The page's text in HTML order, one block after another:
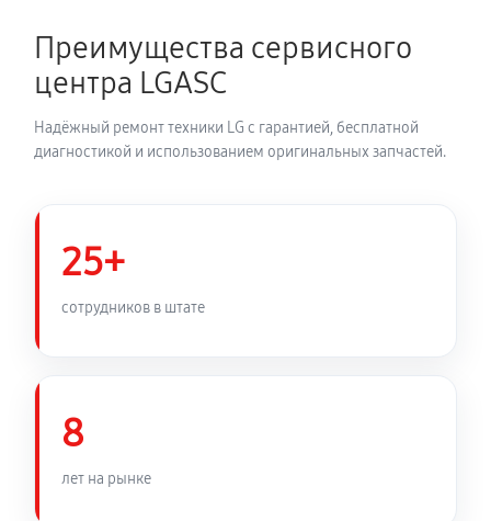
810 руб 60 минут
Замена панели управления
1350 руб 60 минут
Преимущества сервисного
центра LGASC
Надёжный ремонт техники LG с гарантией, бесплатной
диагностикой и использованием оригинальных запчастей.
25+
сотрудников в штате
8
лет на рынке